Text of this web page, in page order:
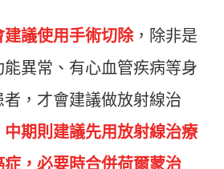
議使用手術切除，除非是
異常、有心血管疾病等身
，才會建議做放射線治
中期則建議先用放射線治療
，必要時合併荷爾蒙治